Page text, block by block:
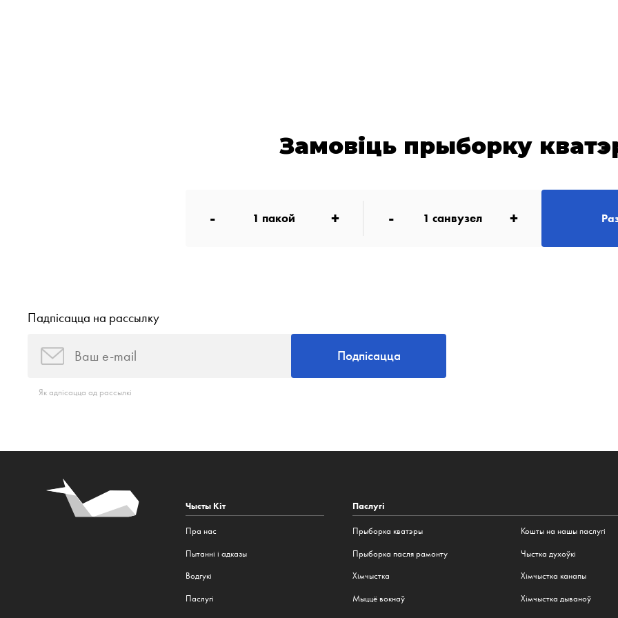
Замовіць прыборку
- 1 пакой + - 1 санвузел +
Падпісацца на рассылку
Подпісацца
Як адпісацца ад рассылкі
Чысты Кіт
Пра нас
Пытанні і адказы
Водгукі
Паслугі
Паслугі
Прыборка кватэры
Прыборка пасля рамонту
Хімчыстка
Мыццё вокнаў
Кошты на нашы паслугі
Чыстка духоўкі
Хімчыстка канапы
Хімчыстка дываноў